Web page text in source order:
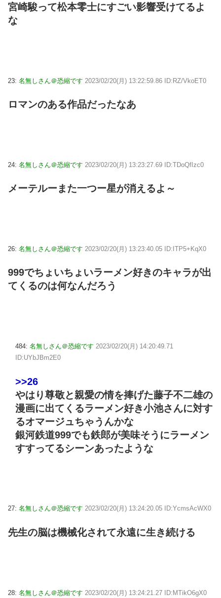
宮崎駿って松本零士にすごい影響受けてるよ
な
23: 名無しさん＠恐縮です 2023/02/20(月) 13:22:59.86 ID:RZ/VkoET0
ロマンのある作品だったなあ
24: 名無しさん＠恐縮です 2023/02/20(月) 13:23:27.69 ID:TDoQfIzc0
メーテルーまた一つー星が消えるよ～
26: 名無しさん＠恐縮です 2023/02/20(月) 13:23:40.05 ID:ITP5+KqX0
999でちょいちょいラーメン好きのキャラが出
てくるのは何なんだろう
484: 名無しさん＠恐縮です 2023/02/20(月) 14:20:49.71
ID:UYbJBm2E0
>>26
やはり尊敬と親愛の情を捧げた藤子不二雄の
漫画に出てくるラーメン好き小池さんに対す
るオマージュちゃうんかな
銀河鉄道999でも鉄郎が美味そうにラーメン
すすってるシーンあったような
27: 名無しさん＠恐縮です 2023/02/20(月) 13:24:20.05 ID:YcmsAcWX0
先生の脳は機械化されて永遠に生き続ける
28: 名無しさん＠恐縮です 2023/02/20(月) 13:24:21.27 ID:MTikO6gX0